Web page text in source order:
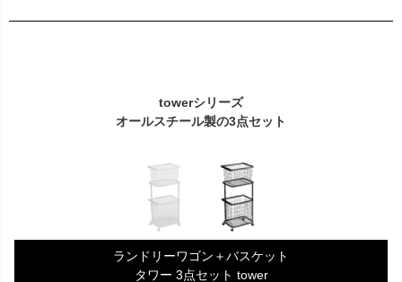
towerシリーズ
オールスチール製の3点セット
ランドリーワゴン＋バスケット
タワー 3点セット tower